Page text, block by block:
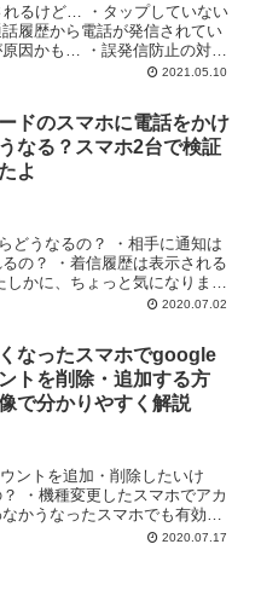
れるけど… ・タップしていない
履歴から電話が発信されてい
因かも… ・誤発信防止の対策
2021.05.10
ドのスマホに電話をかけ
なる？スマホ2台で検証
よ
どうなるの？ ・相手に通知は
の？ ・着信履歴は表示される
かに、ちょっと気になります
2020.07.02
なったスマホでgoogle
トを削除・追加する方
で分かりやすく解説
ントを追加・削除したいけ
・機種変更したスマホでアカ
かうなったスマホでも有効活
2020.07.17